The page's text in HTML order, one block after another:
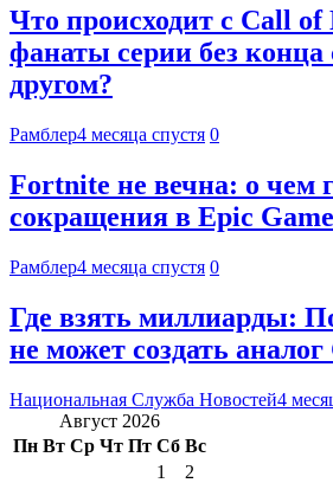
Что происходит с Call
фанаты серии без конца
другом?
Рамблер4 месяца спустя 0
Fortnite не вечна: о чем
сокращения в Epic
Рамблер4 месяца спустя 0
Где взять миллиарды:
не может создать
Национальная Служба Новостей4
Август 2026
Пн Вт Ср Чт Пт Сб Вс
1
2